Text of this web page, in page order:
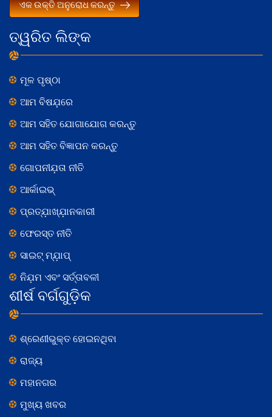
ତ୍ୱରିତ ଲିଙ୍କ
ମୂଳ ପୃଷ୍ଠା
ଆମ ବିଷଯ଼ରେ
ଆମ ସହିତ ଯୋଗାଯୋଗ କରନ୍ତୁ
ଆମ ସହିତ ବିଜ୍ଞାପନ କରନ୍ତୁ
ଗୋପନୀଯ଼ତା ନୀତି
ଆର୍କାଇଭ୍
ପ୍ରତ୍ଯ଼ାଖ୍ଯ଼ାନକାରୀ
ଫେରସ୍ତ ନୀତି
ସାଇଟ୍ ମ୍ଯ଼ାପ୍
ନିଯ଼ମ ଏବଂ ସର୍ତ୍ତାବଳୀ
ଶୀର୍ଷ ବର୍ଗଗୁଡ଼ିକ
ଶ୍ରେଣୀଭୁକ୍ତ ହୋଇନଥିବା
ରାଜ୍ୟ
ମହାନଗର
ମୁଖ୍ୟ ଖବର
ଏକ ଉକ୍ତି ଅନୁରୋଧ କରନ୍ତୁ